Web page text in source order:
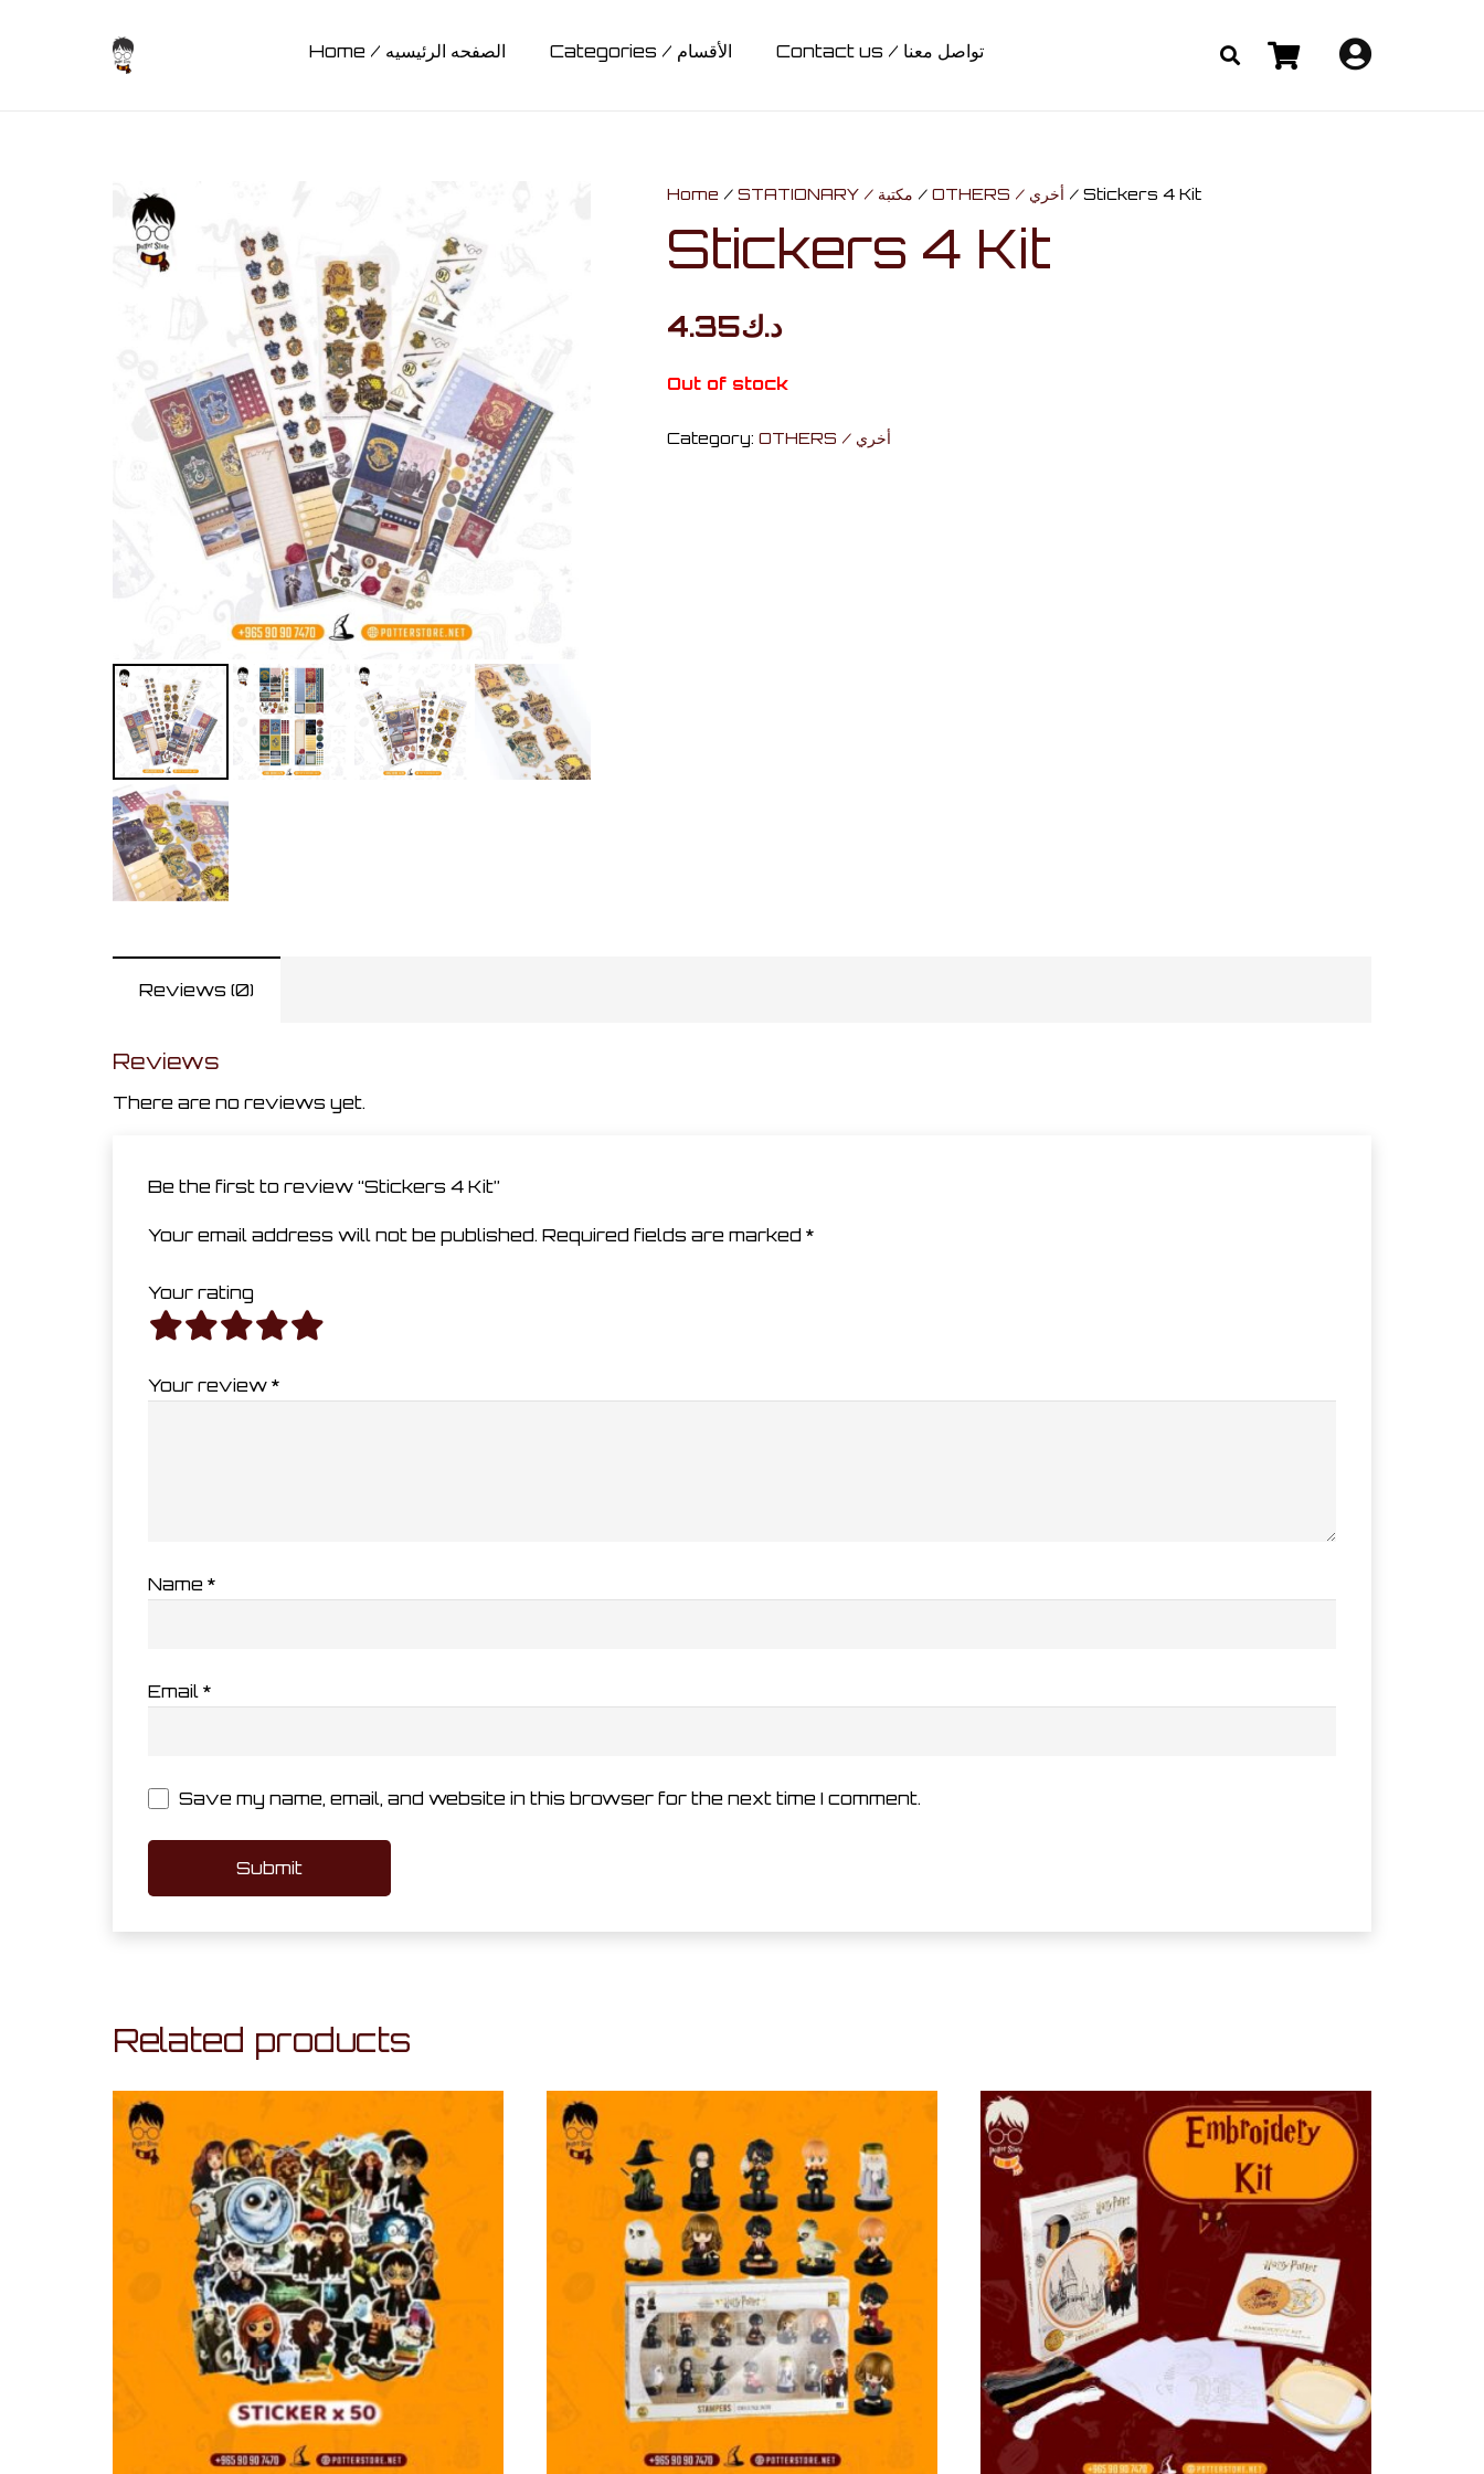
Home / الصفحه الرئيسيه Categories / الأقسام Contact us / تواصل معنا
Home / STATIONARY / مكتبة / OTHERS / أخري / Stickers 4 Kit
Stickers 4 Kit
د.ك4.35
Out of stock
Category: OTHERS / أخري
Reviews (0)
Reviews
There are no reviews yet.
Be the first to review “Stickers 4 Kit”
Your email address will not be published. Required fields are marked *
Your rating
Your review *
Name *
Email *
Save my name, email, and website in this browser for the next time I comment.
Related products